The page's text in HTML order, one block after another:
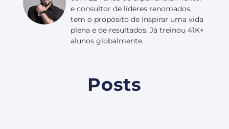
e consultor de líderes renomados,
tem o propósito de Inspirar uma vida
plena e de resultados. Já treinou 41K+
alunos globalmente.
Posts